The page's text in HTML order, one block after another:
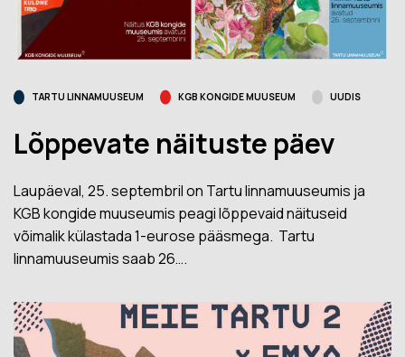
TARTU LINNAMUUSEUM KGB KONGIDE MUUSEUM UUDIS
Lõppevate näituste päev
Laupäeval, 25. septembril on Tartu linnamuuseumis ja
KGB kongide muuseumis peagi lõppevaid näituseid
võimalik külastada 1-eurose pääsmega. Tartu
linnamuuseumis saab 26….